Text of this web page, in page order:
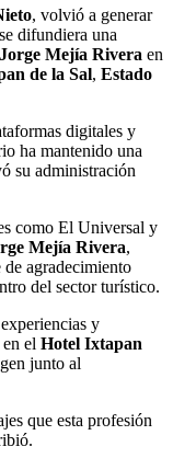
, volvió a generar
difundiera una
Jorge Mejía Rivera en
de la Sal, Estado
digitales y
ha mantenido una
su administración
como El Universal y
Mejía Rivera,
agradecimiento
del sector turístico.
y
el Hotel Ixtapan
junto al
que esta profesión